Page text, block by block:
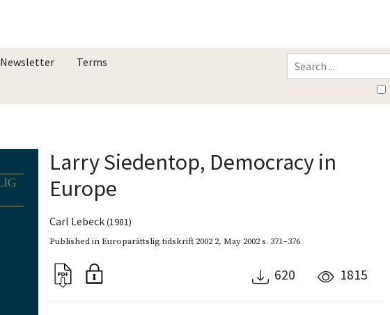
Newsletter Terms
Larry Siedentop, Democracy in
Europe
Carl Lebeck(1981)
Published inEuroparättslig tidskrift 2002 2,May 2002s. 371–376
620 1815